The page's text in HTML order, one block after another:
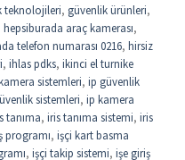
teknolojileri, güvenlik ürünleri,
hepsiburada araç kamerası,
telefon numarası 0216, hirsiz
, ihlas pdks, ikinci el turnike
sistemleri, ip güvenlik
sistemleri, ip kamera
tanıma, iris tanıma sistemi, iris
programı, işçi kart basma
, işçi takip sistemi, işe giriş